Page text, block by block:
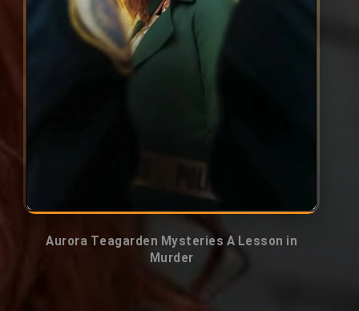
Aurora Teagarden Mysteries A Lesson in
Murder